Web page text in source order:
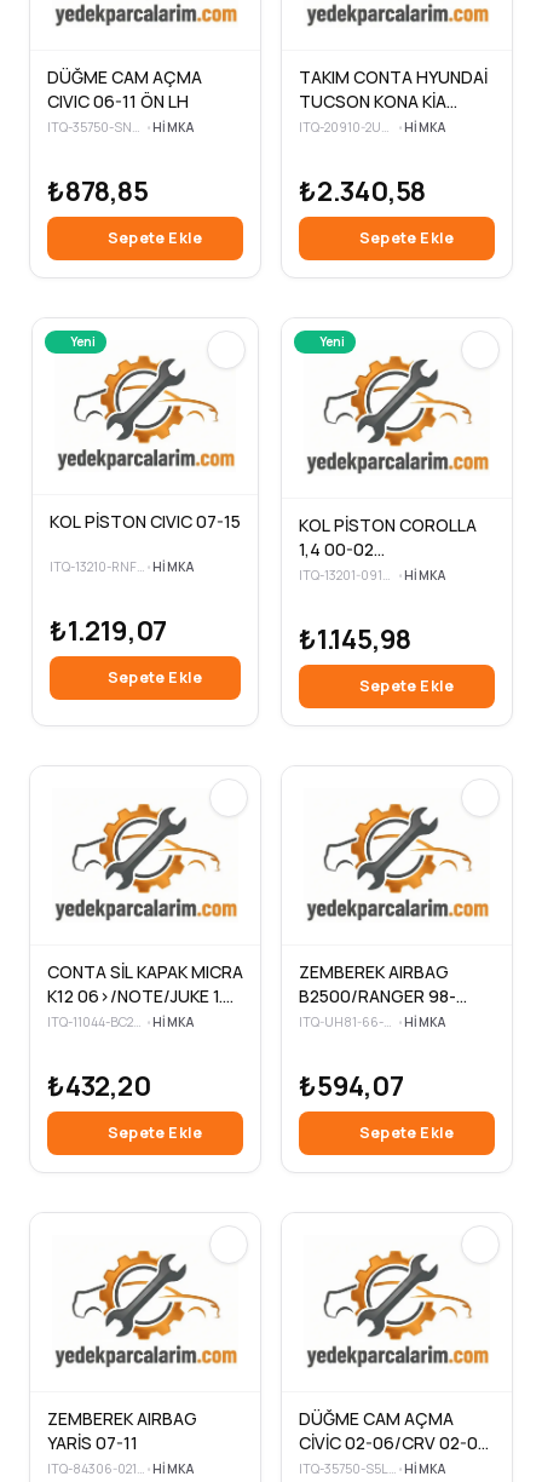
DÜĞME CAM AÇMA
CIVIC 06-11 ÖN LH
ITQ-35750-SNV-H01 •HIMKA
₺878,85
Sepete Ekle
TAKIM CONTA HYUNDAİ
TUCSON KONA KİA
SPORTAGE DİZEL 18>
ITQ-20910-2UU00-C •HIMKA
₺2.340,58
Sepete Ekle
Yeni
KOL PİSTON CIVIC 07-15
•HIMKA
₺1.219,07
Sepete Ekle
Yeni
KOL PİSTON COROLLA
1,4 00-02
(4ZZFE/ZZE111)
•HIMKA
₺1.145,98
Sepete Ekle
CONTA SİL KAPAK MICRA
K12 06>/NOTE/JUKE 1.6
BENZ F15
•HIMKA
₺432,20
Sepete Ekle
ZEMBEREK AIRBAG
B2500/RANGER 98-
06/BT50 09-12
•HIMKA
₺594,07
Sepete Ekle
ZEMBEREK AIRBAG
YARİS 07-11
ITQ-84306-02190 •HIMKA
DÜĞME CAM AÇMA
CİVİC 02-06/CRV 02-05
ÖN LH
ITQ-35750-S5L-T010 •HIMKA